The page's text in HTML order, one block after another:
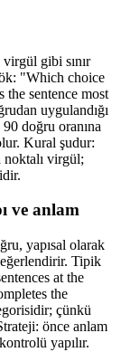
gibi sınır
"Which choice
the sentence most
uygulandığı
doğru oranına
Kural şudur:
noktalı virgül;
ve anlam
yapısal olarak
Tipik
at the
the
çünkü
önce anlam
yapılır.